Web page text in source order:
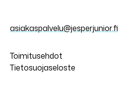
asiakaspalvelu@jesperjunior.fi
Toimitusehdot
Tietosuojaseloste